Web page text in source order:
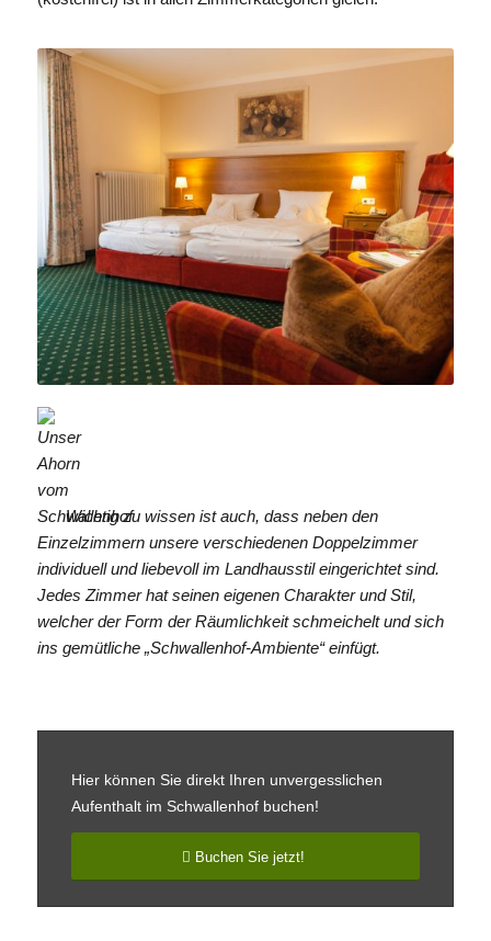
Wichtig zu wissen ist auch, dass neben den
Einzelzimmern unsere verschiedenen Doppelzimmer
individuell und liebevoll im Landhausstil eingerichtet sind.
Jedes Zimmer hat seinen eigenen Charakter und Stil,
welcher der Form der Räumlichkeit schmeichelt und sich
ins gemütliche „Schwallenhof-Ambiente“ einfügt.
Hier können Sie direkt Ihren unvergesslichen
Aufenthalt im Schwallenhof buchen!
Buchen Sie jetzt!